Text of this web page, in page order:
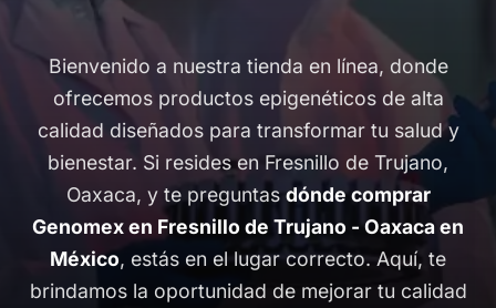
Bienvenido a nuestra tienda en línea, donde
ofrecemos productos epigenéticos de alta
calidad diseñados para transformar tu salud y
bienestar. Si resides en Fresnillo de Trujano,
Oaxaca, y te preguntasdónde comprar
Genomex en Fresnillo de Trujano - Oaxaca en
México, estás en el lugar correcto. Aquí, te
brindamos la oportunidad de mejorar tu calidad